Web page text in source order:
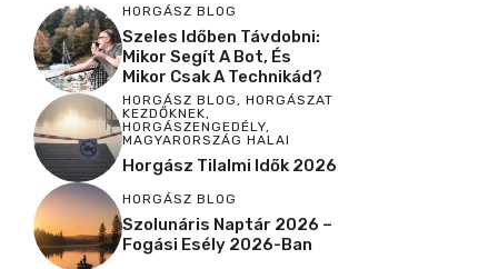
HORGÁSZ BLOG
Szeles Időben Távdobni:
Mikor Segít A Bot, És
Mikor Csak A Technikád?
HORGÁSZ BLOG, HORGÁSZAT
KEZDŐKNEK,
HORGÁSZENGEDÉLY,
MAGYARORSZÁG HALAI
Horgász Tilalmi Idők 2026
HORGÁSZ BLOG
Szolunáris Naptár 2026 –
Fogási Esély 2026-Ban